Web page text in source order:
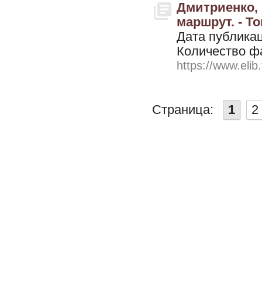
Дмитриенко,
маршрут. -
Дата
Количество
https://
Страница: 1 2